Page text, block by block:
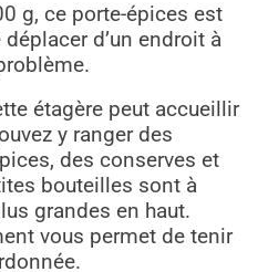
g, ce porte-épices est
d’un endroit à
étagère peut accueillir
y ranger des
des conserves et
bouteilles sont à
grandes en haut.
vous permet de tenir